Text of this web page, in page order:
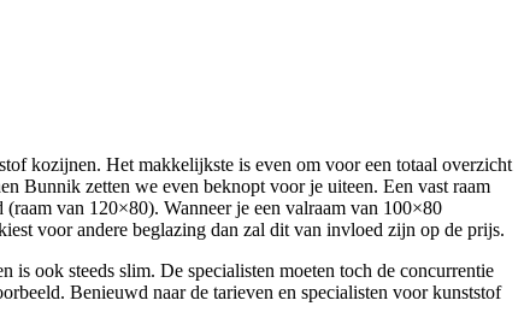
kozijnen. Het makkelijkste is even om voor een totaal overzicht
Bunnik zetten we even beknopt voor je uiteen. Een vast raam
van 120×80). Wanneer je een valraam van 100×80
voor andere beglazing dan zal dit van invloed zijn op de prijs.
ook steeds slim. De specialisten moeten toch de concurrentie
Benieuwd naar de tarieven en specialisten voor kunststof